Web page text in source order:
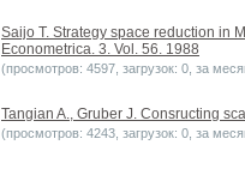
Saijo T. Strategy space reduction in
Econometrica. 3. Vol. 56. 1988
(просмотров: 4597, загрузок: 0, за
Tangian A., Gruber J. Consructing
(просмотров: 4243, загрузок: 0, за